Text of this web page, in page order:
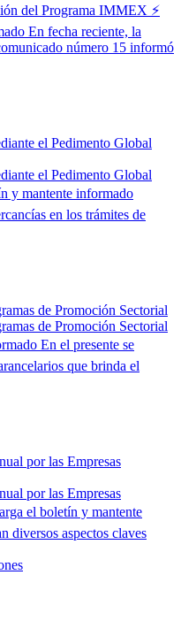
del Programa IMMEX ⚡
En fecha reciente, la
número 15 informó
el Pedimento Global
el Pedimento Global
y mantente informado
en los trámites de
de Promoción Sectorial
de Promoción Sectorial
En el presente se
que brinda el
por las Empresas
por las Empresas
el boletín y mantente
diversos aspectos claves